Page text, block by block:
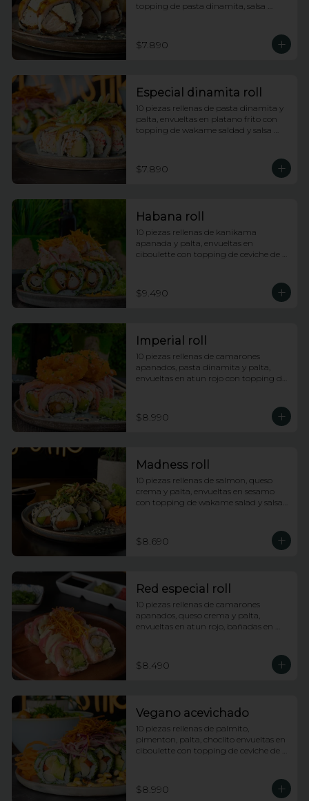
topping de pasta dinamita, salsa
$7.890
Especial dinamita roll
10 piezas rellenas de pasta dinamita y
palta, envueltas en platano frito con
topping de wakame saldad y salsa
$7.890
Habana roll
10 piezas rellenas de kanikama
apanada y palta, envueltas en
ciboulette con topping de ceviche de
$9.490
Imperial roll
10 piezas rellenas de camarones
apanados, pasta dinamita y palta,
envueltas en atun rojo con topping de
$8.990
Madness roll
10 piezas rellenas de salmon, queso
crema y palta, envueltas en sesamo
con topping de wakame salad y salsa
$8.690
Red especial roll
10 piezas rellenas de camarones
apanados, queso crema y palta,
envueltas en atun rojo, bañadas en
$8.490
Vegano acevichado
10 piezas rellenas de palmito,
pimenton, palta, choclito envueltas en
ciboulette con topping de ceviche de
$8.990